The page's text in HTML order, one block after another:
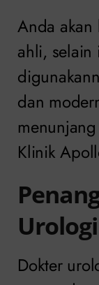
Anda
ahli, selain
dan
Klinik
Urologi
Dokter